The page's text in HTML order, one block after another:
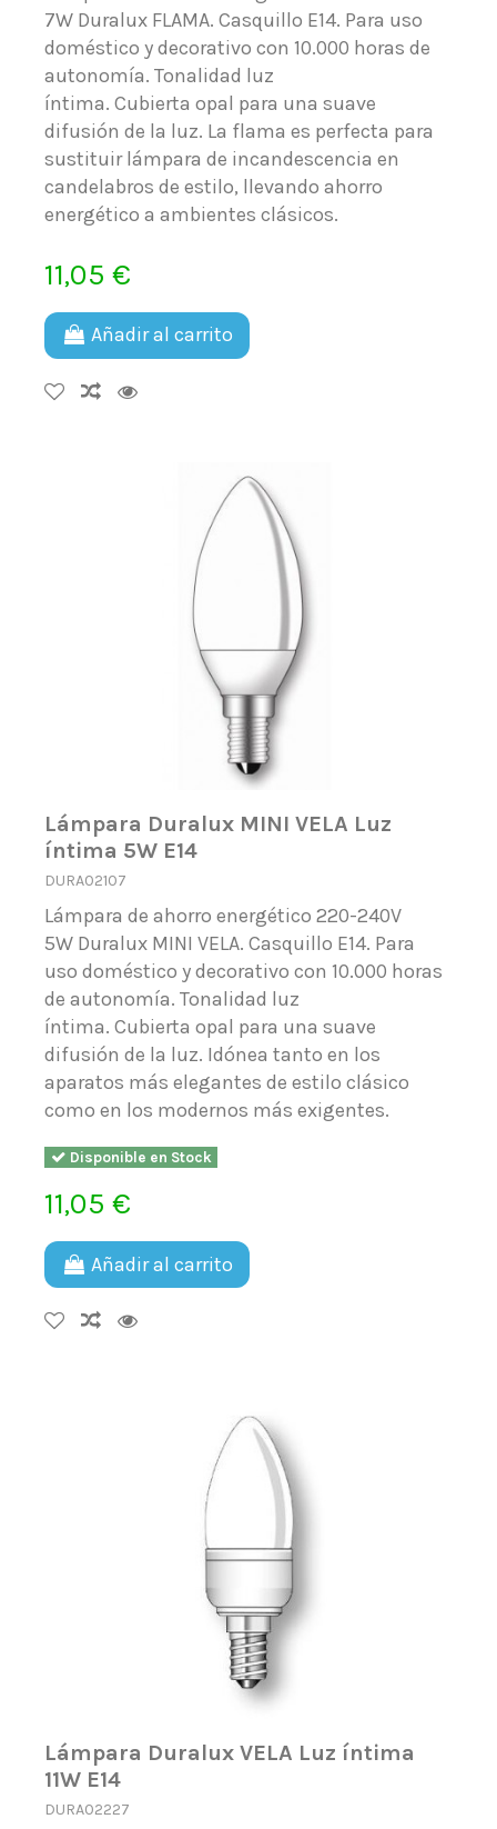
7W Duralux FLAMA. Casquillo E14. Para uso
doméstico y decorativo con 10.000 horas de
autonomía. Tonalidad luz
íntima. Cubierta opal para una suave
difusión de la luz. La flama es perfecta para
sustituir lámpara de incandescencia en
candelabros de estilo, llevando ahorro
energético a ambientes clásicos.
11,05 €
Añadir al carrito
Lámpara Duralux MINI VELA Luz
íntima 5W E14
DURA02107
Lámpara de ahorro energético 220-240V
5W Duralux MINI VELA. Casquillo E14. Para
uso doméstico y decorativo con 10.000 horas
de autonomía. Tonalidad luz
íntima. Cubierta opal para una suave
difusión de la luz. Idónea tanto en los
aparatos más elegantes de estilo clásico
como en los modernos más exigentes.
Disponible en Stock
11,05 €
Añadir al carrito
Lámpara Duralux VELA Luz íntima
11W E14
DURA02227